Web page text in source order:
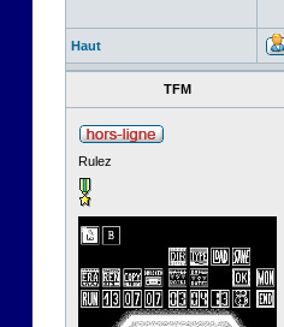
Haut
TFM
Rulez